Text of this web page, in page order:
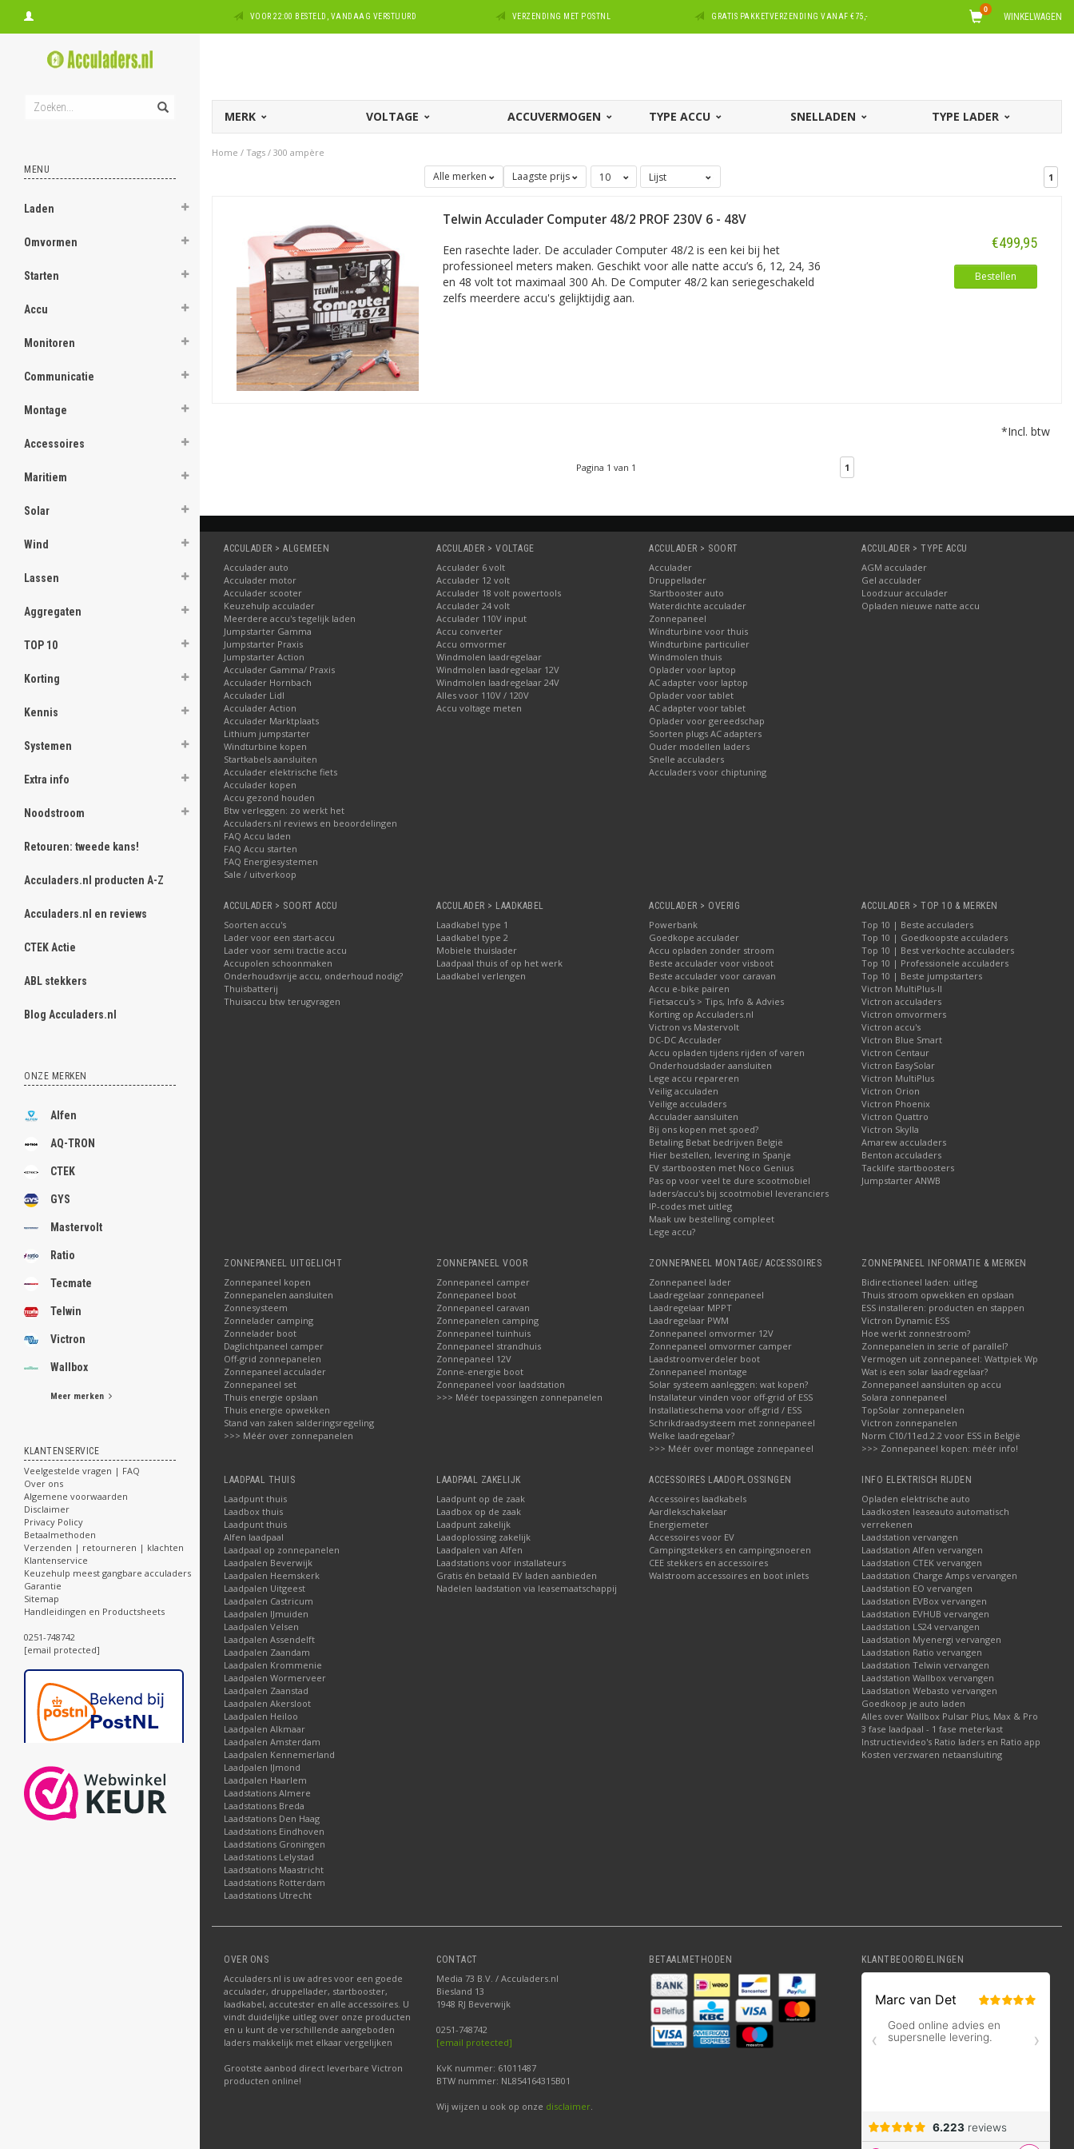
VOOR 22:00 BESTELD, VANDAAG VERSTUURD VERZENDING MET POSTNL GRATIS PAKKETVERZENDING VANAF €75,- WINKELWAGEN
0
MENU
Laden
Omvormen
Starten
Accu
Monitoren
Communicatie
Montage
Accessoires
Maritiem
Solar
Wind
Lassen
Aggregaten
TOP 10
Korting
Kennis
Systemen
Extra info
Noodstroom
Retouren: tweede kans!
Acculaders.nl producten A-Z
Acculaders.nl en reviews
CTEK Actie
ABL stekkers
Blog Acculaders.nl
ONZE MERKEN
Alfen
AQ-TRON
CTEK
GYS
Mastervolt
Ratio
Tecmate
Telwin
Victron
Wallbox
Meer merken
KLANTENSERVICE
Veelgestelde vragen | FAQ
Over ons
Algemene voorwaarden
Disclaimer
Privacy Policy
Betaalmethoden
Verzenden | retourneren | klachten
Klantenservice
Keuzehulp meest gangbare acculaders
Garantie
Sitemap
Handleidingen en Productsheets
0251-748742
[email protected]
MERK VOLTAGE ACCUVERMOGEN TYPE ACCU SNELLADEN TYPE LADER
Home / Tags / 300 ampère
Alle merken Laagste prijs 1
Telwin Acculader Computer 48/2 PROF 230V 6 - 48V
Een rasechte lader. De acculader Computer 48/2 is een kei bij het
professioneel meters maken. Geschikt voor alle natte accu’s 6, 12, 24, 36
en 48 volt tot maximaal 300 Ah. De Computer 48/2 kan seriegeschakeld
zelfs meerdere accu's gelijktijdig aan.
€499,95
Bestellen
*Incl. btw
Pagina 1 van 1 1
ACCULADER > ALGEMEEN
Acculader auto
Acculader motor
Acculader scooter
Keuzehulp acculader
Meerdere accu's tegelijk laden
Jumpstarter Gamma
Jumpstarter Praxis
Jumpstarter Action
Acculader Gamma/ Praxis
Acculader Hornbach
Acculader Lidl
Acculader Action
Acculader Marktplaats
Lithium jumpstarter
Windturbine kopen
Startkabels aansluiten
Acculader elektrische fiets
Acculader kopen
Accu gezond houden
Btw verleggen: zo werkt het
Acculaders.nl reviews en beoordelingen
FAQ Accu laden
FAQ Accu starten
FAQ Energiesystemen
Sale / uitverkoop
ACCULADER > VOLTAGE
Acculader 6 volt
Acculader 12 volt
Acculader 18 volt powertools
Acculader 24 volt
Acculader 110V input
Accu converter
Accu omvormer
Windmolen laadregelaar
Windmolen laadregelaar 12V
Windmolen laadregelaar 24V
Alles voor 110V / 120V
Accu voltage meten
ACCULADER > SOORT
Acculader
Druppellader
Startbooster auto
Waterdichte acculader
Zonnepaneel
Windturbine voor thuis
Windturbine particulier
Windmolen thuis
Oplader voor laptop
AC adapter voor laptop
Oplader voor tablet
AC adapter voor tablet
Oplader voor gereedschap
Soorten plugs AC adapters
Ouder modellen laders
Snelle acculaders
Acculaders voor chiptuning
ACCULADER > TYPE ACCU
AGM acculader
Gel acculader
Loodzuur acculader
Opladen nieuwe natte accu
ACCULADER > SOORT ACCU
Soorten accu's
Lader voor een start-accu
Lader voor semi tractie accu
Accupolen schoonmaken
Onderhoudsvrije accu, onderhoud nodig?
Thuisbatterij
Thuisaccu btw terugvragen
ACCULADER > LAADKABEL
Laadkabel type 1
Laadkabel type 2
Mobiele thuislader
Laadpaal thuis of op het werk
Laadkabel verlengen
ACCULADER > OVERIG
Powerbank
Goedkope acculader
Accu opladen zonder stroom
Beste acculader voor visboot
Beste acculader voor caravan
Accu e-bike pairen
Fietsaccu's > Tips, Info & Advies
Korting op Acculaders.nl
Victron vs Mastervolt
DC-DC Acculader
Accu opladen tijdens rijden of varen
Onderhoudslader aansluiten
Lege accu repareren
Veilig acculaden
Veilige acculaders
Acculader aansluiten
Bij ons kopen met spoed?
Betaling Bebat bedrijven België
Hier bestellen, levering in Spanje
EV startboosten met Noco Genius
Pas op voor veel te dure scootmobiel
laders/accu's bij scootmobiel leveranciers
IP-codes met uitleg
Maak uw bestelling compleet
Lege accu?
ACCULADER > TOP 10 & MERKEN
Top 10 | Beste acculaders
Top 10 | Goedkoopste acculaders
Top 10 | Best verkochte acculaders
Top 10 | Professionele acculaders
Top 10 | Beste jumpstarters
Victron MultiPlus-II
Victron acculaders
Victron omvormers
Victron accu's
Victron Blue Smart
Victron Centaur
Victron EasySolar
Victron MultiPlus
Victron Orion
Victron Phoenix
Victron Quattro
Victron Skylla
Amarew acculaders
Benton acculaders
Tacklife startboosters
Jumpstarter ANWB
ZONNEPANEEL UITGELICHT
Zonnepaneel kopen
Zonnepanelen aansluiten
Zonnesysteem
Zonnelader camping
Zonnelader boot
Daglichtpaneel camper
Off-grid zonnepanelen
Zonnepaneel acculader
Zonnepaneel set
Thuis energie opslaan
Thuis energie opwekken
Stand van zaken salderingsregeling
>>> Méér over zonnepanelen
ZONNEPANEEL VOOR
Zonnepaneel camper
Zonnepaneel boot
Zonnepaneel caravan
Zonnepanelen camping
Zonnepaneel tuinhuis
Zonnepaneel strandhuis
Zonnepaneel 12V
Zonne-energie boot
Zonnepaneel voor laadstation
>>> Méér toepassingen zonnepanelen
ZONNEPANEEL MONTAGE/ ACCESSOIRES
Zonnepaneel lader
Laadregelaar zonnepaneel
Laadregelaar MPPT
Laadregelaar PWM
Zonnepaneel omvormer 12V
Zonnepaneel omvormer camper
Laadstroomverdeler boot
Zonnepaneel montage
Solar systeem aanleggen: wat kopen?
Installateur vinden voor off-grid of ESS
Installatieschema voor off-grid / ESS
Schrikdraadsysteem met zonnepaneel
Welke laadregelaar?
>>> Méér over montage zonnepaneel
ZONNEPANEEL INFORMATIE & MERKEN
Bidirectioneel laden: uitleg
Thuis stroom opwekken en opslaan
ESS installeren: producten en stappen
Victron Dynamic ESS
Hoe werkt zonnestroom?
Zonnepanelen in serie of parallel?
Vermogen uit zonnepaneel: Wattpiek Wp
Wat is een solar laadregelaar?
Zonnepaneel aansluiten op accu
Solara zonnepaneel
TopSolar zonnepanelen
Victron zonnepanelen
Norm C10/11ed.2.2 voor ESS in België
>>> Zonnepaneel kopen: méér info!
LAADPAAL THUIS
Laadpunt thuis
Laadbox thuis
Laadpunt thuis
Alfen laadpaal
Laadpaal op zonnepanelen
Laadpalen Beverwijk
Laadpalen Heemskerk
Laadpalen Uitgeest
Laadpalen Castricum
Laadpalen IJmuiden
Laadpalen Velsen
Laadpalen Assendelft
Laadpalen Zaandam
Laadpalen Krommenie
Laadpalen Wormerveer
Laadpalen Zaanstad
Laadpalen Akersloot
Laadpalen Heiloo
Laadpalen Alkmaar
Laadpalen Amsterdam
Laadpalen Kennemerland
Laadpalen IJmond
Laadpalen Haarlem
Laadstations Almere
Laadstations Breda
Laadstations Den Haag
Laadstations Eindhoven
Laadstations Groningen
Laadstations Lelystad
Laadstations Maastricht
Laadstations Rotterdam
Laadstations Utrecht
LAADPAAL ZAKELIJK
Laadpunt op de zaak
Laadbox op de zaak
Laadpunt zakelijk
Laadoplossing zakelijk
Laadpalen van Alfen
Laadstations voor installateurs
Gratis én betaald EV laden aanbieden
Nadelen laadstation via leasemaatschappij
ACCESSOIRES LAADOPLOSSINGEN
Accessoires laadkabels
Aardlekschakelaar
Energiemeter
Accessoires voor EV
Campingstekkers en campingsnoeren
CEE stekkers en accessoires
Walstroom accessoires en boot inlets
INFO ELEKTRISCH RIJDEN
Opladen elektrische auto
Laadkosten leaseauto automatisch
verrekenen
Laadstation vervangen
Laadstation Alfen vervangen
Laadstation CTEK vervangen
Laadstation Charge Amps vervangen
Laadstation EO vervangen
Laadstation EVBox vervangen
Laadstation EVHUB vervangen
Laadstation LS24 vervangen
Laadstation Myenergi vervangen
Laadstation Ratio vervangen
Laadstation Telwin vervangen
Laadstation Wallbox vervangen
Laadstation Webasto vervangen
Goedkoop je auto laden
Alles over Wallbox Pulsar Plus, Max & Pro
3 fase laadpaal - 1 fase meterkast
Instructievideo's Ratio laders en Ratio app
Kosten verzwaren netaansluiting
OVER ONS
Acculaders.nl is uw adres voor een goede
acculader, druppellader, startbooster,
laadkabel, accutester en alle accessoires. U
vindt duidelijke uitleg over onze producten
en u kunt de verschillende aangeboden
laders makkelijk met elkaar vergelijken
Grootste aanbod direct leverbare Victron
producten online!
CONTACT
Media 73 B.V. / Acculaders.nl
Biesland 13
1948 RJ Beverwijk
0251-748742
[email protected]
KvK nummer: 61011487
BTW nummer: NL854164315B01
Wij wijzen u ook op onze disclaimer.
BETAALMETHODEN KLANTBEOORDELINGEN